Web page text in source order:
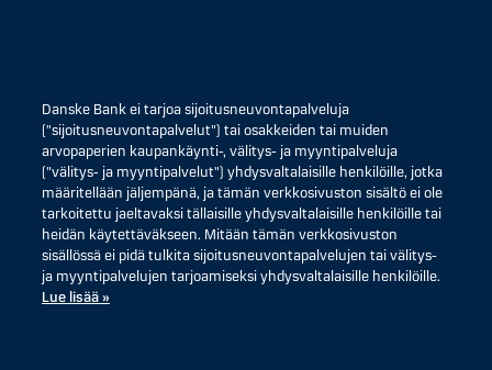
Danske Bank ei tarjoa sijoitusneuvontapalveluja
("sijoitusneuvontapalvelut") tai osakkeiden tai muiden
arvopaperien kaupankäynti-, välitys- ja myyntipalveluja
("välitys- ja myyntipalvelut") yhdysvaltalaisille henkilöille, jotka
määritellään jäljempänä, ja tämän verkkosivuston sisältö ei ole
tarkoitettu jaeltavaksi tällaisille yhdysvaltalaisille henkilöille tai
heidän käytettäväkseen. Mitään tämän verkkosivuston
sisällössä ei pidä tulkita sijoitusneuvontapalvelujen tai välitys-
ja myyntipalvelujen tarjoamiseksi yhdysvaltalaisille henkilöille.
Lue lisää »